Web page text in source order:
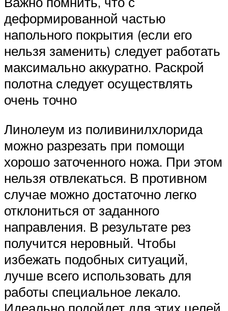
деформированной частью
напольного покрытия (если его
нельзя заменить) следует работать
максимально аккуратно. Раскрой
полотна следует осуществлять
очень точно
Линолеум из поливинилхлорида
можно разрезать при помощи
хорошо заточенного ножа. При этом
нельзя отвлекаться. В противном
случае можно достаточно легко
отклониться от заданного
направления. В результате рез
получится неровный. Чтобы
избежать подобных ситуаций,
лучше всего использовать для
работы специальное лекало.